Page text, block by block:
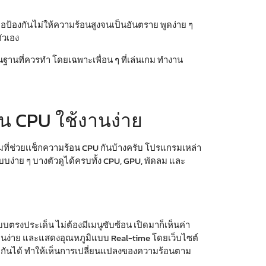
ป้องกันไม่ให้ความร้อนสูงจนเป็นอันตราย พูดง่าย ๆ
เอง
านที่ควรทำ โดยเฉพาะเพื่อน ๆ ที่เล่นเกม ทำงาน
CPU ใช้งานง่าย
ที่ช่วยเเช็กความร้อน CPUกันบ้างครับ โปรแกรมเหล่า
าย ๆ บางตัวดูได้ครบทั้ง CPU, GPU, พัดลม และ
ตรงประเด็น ไม่ต้องมีเมนูซับซ้อน เปิดมาก็เห็นค่า
ง่าย และแสดงอุณหภูมิแบบ Real-time โดยเว็บไซต์
นได้ ทำให้เห็นการเปลี่ยนแปลงของความร้อนตาม